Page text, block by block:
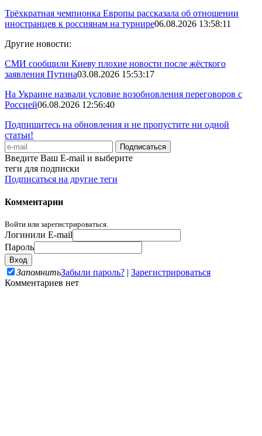
Трёхкратная чемпионка Европы рассказала об отношении
иностранцев к россиянам на турнире06.08.2026 13:58:11
Другие новости:
СМИ сообщили Киеву плохие новости после жёсткого
заявления Путина03.08.2026 15:53:17
На Украине назвали условие возобновления переговоров с
Россией06.08.2026 12:56:40
Подпишитесь на обновления и не пропустите ни одной
статьи!
Введите Ваш E-mail и выберите
теги для подписки
Подписаться на другие теги
Комментарии
Войти или зарегистрироваться.
Логинили E-mail
Пароль
ЗапомнитьЗабыли пароль? | Зарегистрироваться
Комментариев нет